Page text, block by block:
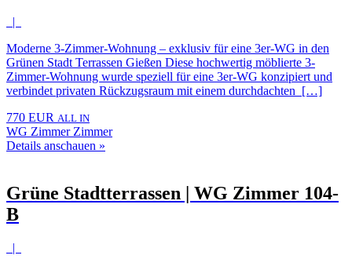
|
Moderne 3-Zimmer-Wohnung – exklusiv für eine 3er-WG in den
Grünen Stadt Terrassen Gießen Diese hochwertig möblierte 3-
Zimmer-Wohnung wurde speziell für eine 3er-WG konzipiert und
verbindet privaten Rückzugsraum mit einem durchdachten […]
770 EUR ALL IN
WG Zimmer Zimmer
Details anschauen »
Grüne Stadtterrassen | WG Zimmer 104-
B
|